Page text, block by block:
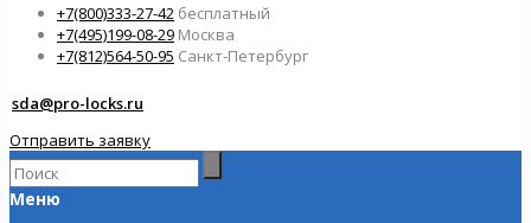
+7(800)333-27-42 бесплатный
+7(495)199-08-29 Москва
+7(812)564-50-95 Санкт-Петербург
sda@pro-locks.ru
Отправить заявку
Меню